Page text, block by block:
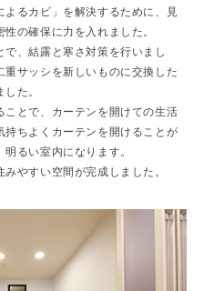
よるカビ」を解決するために、見
の確保に力を入れました。
、結露と寒さ対策を行いまし
サッシを新しいものに交換した
た。
とで、カーテンを開けての生活
ちよくカーテンを開けることが
るい室内になります。
やすい空間が完成しました。